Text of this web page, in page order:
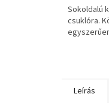
ből
0,0
csillag.
Sokoldalú
csuklóra.
Leírás